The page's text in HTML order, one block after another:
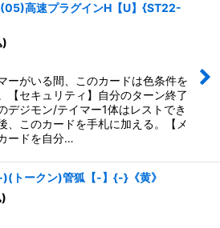
(05)高速プラグインH【U】{ST22-
)
ーがいる間、このカードは色条件を
【セキュリティ】自分のターン終了
デジモン/テイマー1体はレストでき
、このカードを手札に加える。【メ
ードを自分…
)(トークン)管狐【-】{-}《黄》